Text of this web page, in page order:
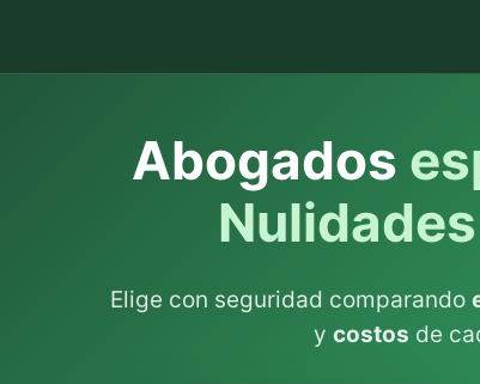
Abogados
Nulidades
Elige con seguridad comparando
y costos de